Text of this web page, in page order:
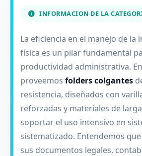
INFORMACION DE LA
La eficiencia en el manejo de la
física es un pilar fundamental
productividad administrativa. En
proveemos folders colgantes
resistencia, diseñados con
reforzadas y materiales de
soportar el uso intensivo en
sistematizado. Entendemos
sus documentos legales,